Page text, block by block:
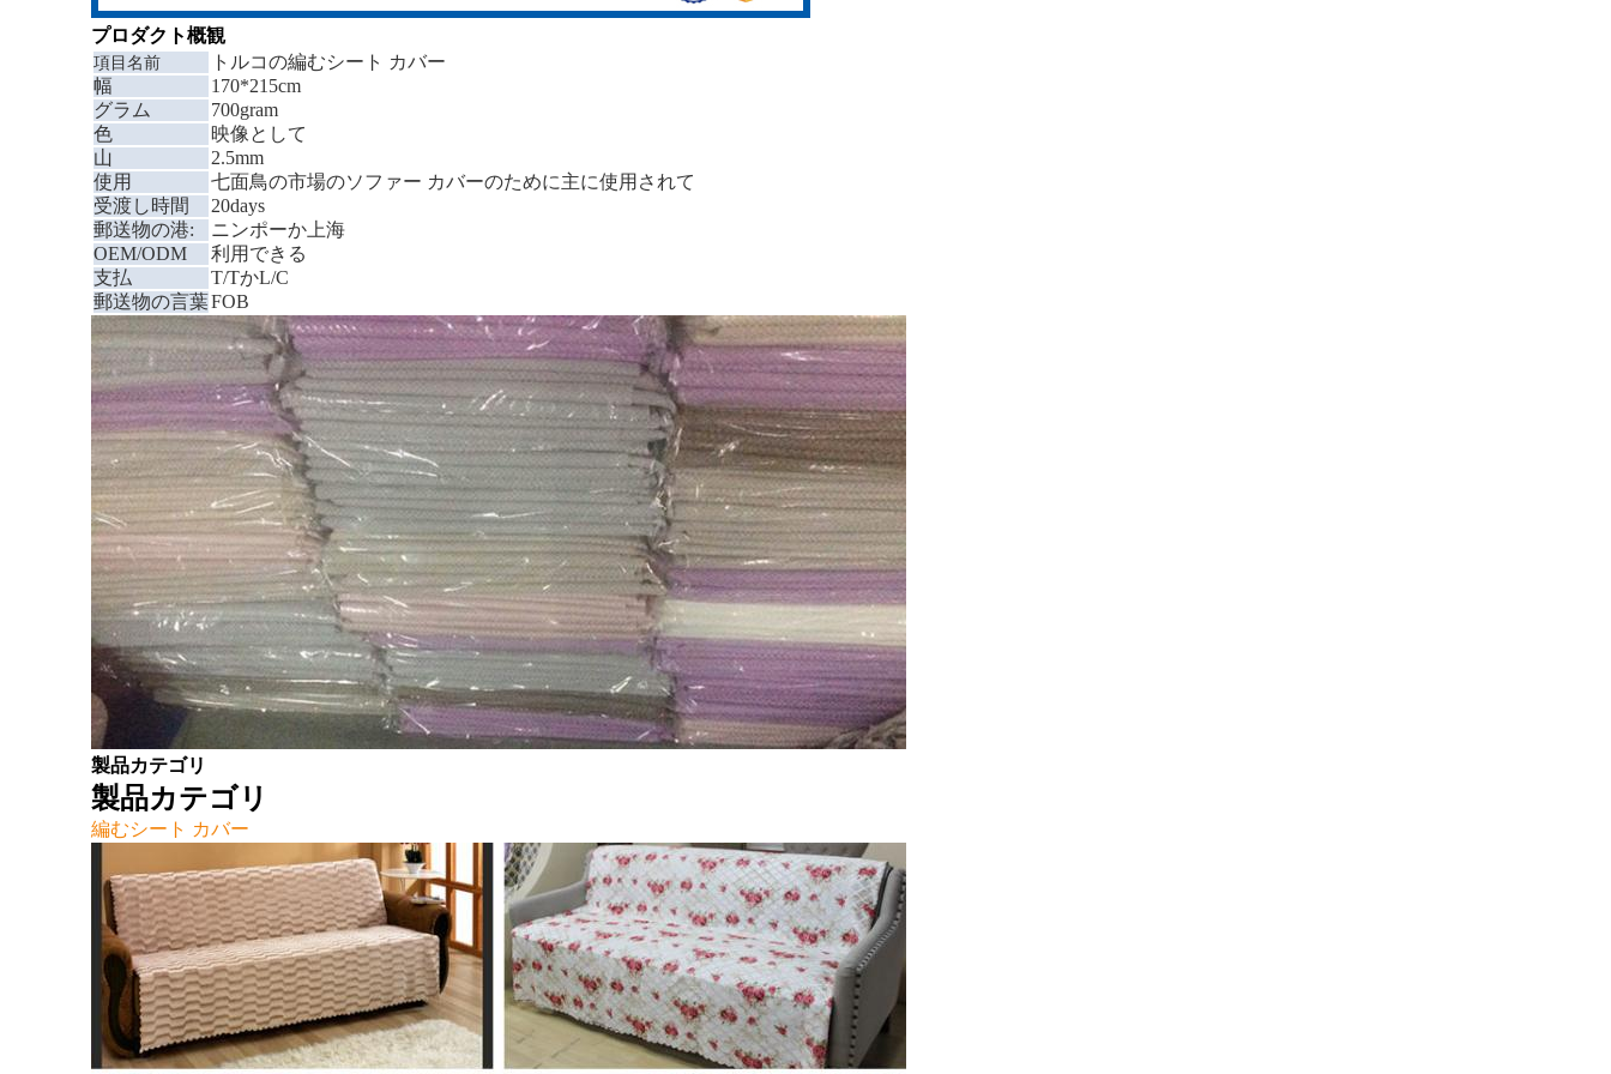
プロダクト概観
項目名前
トルコの編むシート カバー
幅
170*215cm
グラム
700gram
色
映像として
山
2.5mm
使用
七面鳥の市場のソファー カバーのために主に使用されて
受渡し時間
20days
郵送物の港:
ニンポーか上海
OEM/ODM
利用できる
支払
T/TかL/C
郵送物の言葉FOB
製品カテゴリ
製品カテゴリ
編むシート カバー